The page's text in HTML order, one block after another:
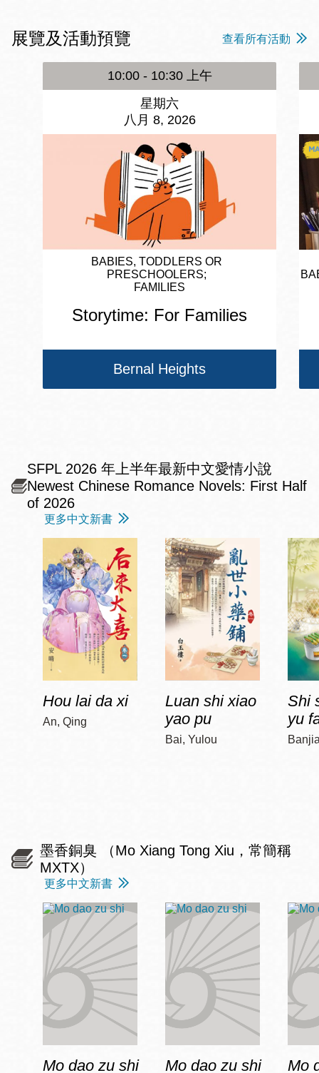
展覽及活動預覽 查看所有活動
10:00 - 10:30 上午
星期六
八月 8, 2026
BABIES, TODDLERS OR
PRESCHOOLERS
FAMILIES
Storytime: For Families
Bernal Heights
SFPL 2026 年上半年最新中文愛情小說
Newest Chinese Romance Novels: First Half
of 2026
更多中文新書
Hou lai da xi
An, Qing
Luan shi xiao
yao pu
Bai, Yulou
Shi
yu
墨香銅臭 （Mo Xiang Tong Xiu，常簡稱
MXTX）
更多中文新書
Mo dao zu shi Mo dao zu shi Mo